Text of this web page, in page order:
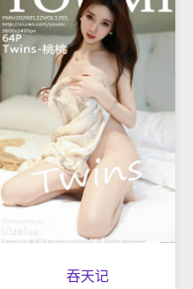
吞天记